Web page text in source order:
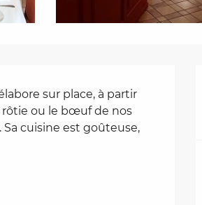
sur place, à partir
rôtie ou le bœuf de nos
cuisine est goûteuse,